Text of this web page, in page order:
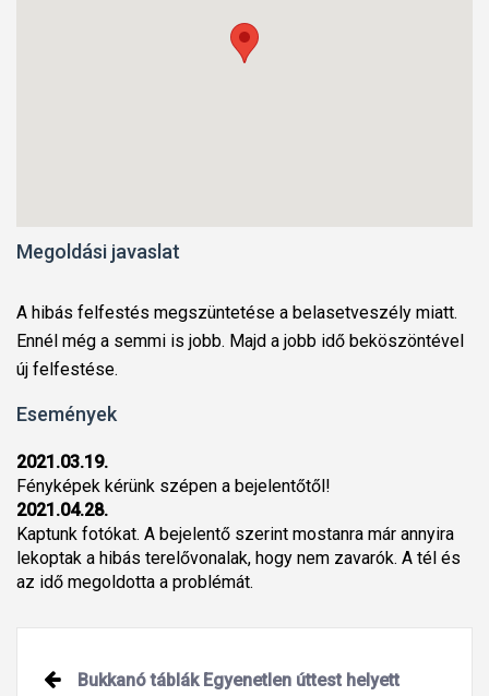
Megoldási javaslat
A hibás felfestés megszüntetése a belasetveszély miatt.
Ennél még a semmi is jobb. Majd a jobb idő beköszöntével
új felfestése.
Események
2021.03.19.
Fényképek kérünk szépen a bejelentőtől!
2021.04.28.
Kaptunk fotókat. A bejelentő szerint mostanra már annyira
lekoptak a hibás terelővonalak, hogy nem zavarók. A tél és
az idő megoldotta a problémát.
Bukkanó táblák Egyenetlen úttest helyett